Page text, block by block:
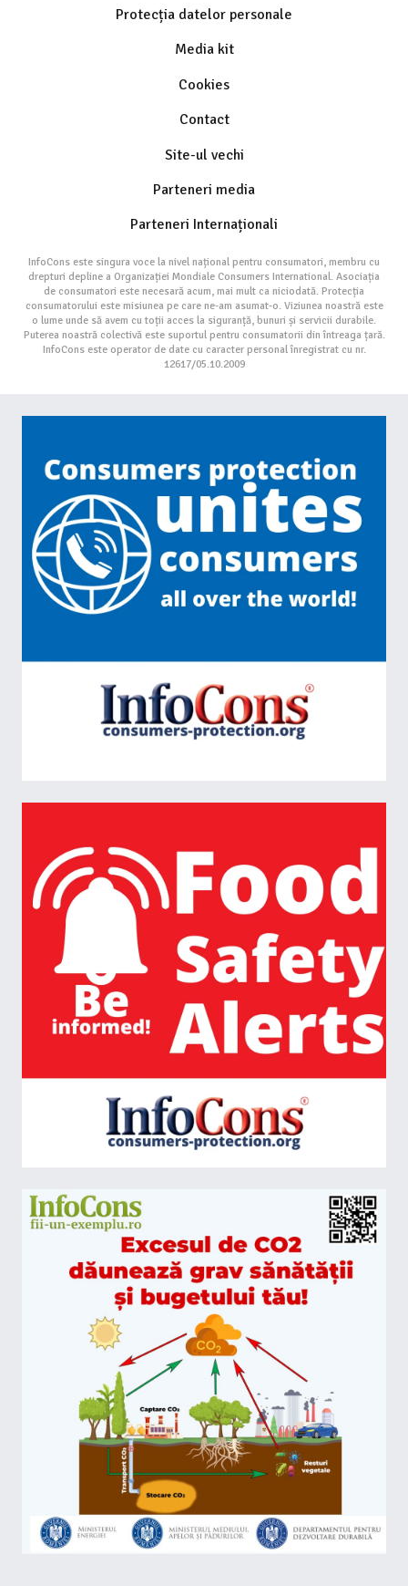
Protecția datelor personale
Media kit
Cookies
Contact
Site-ul vechi
Parteneri media
Parteneri Internaționali
InfoCons este singura voce la nivel național pentru consumatori, membru cu
drepturi depline a Organizației Mondiale Consumers International. Asociația
de consumatori este necesară acum, mai mult ca niciodată. Protecția
consumatorului este misiunea pe care ne-am asumat-o. Viziunea noastră este
o lume unde să avem cu toții acces la siguranță, bunuri și servicii durabile.
Puterea noastră colectivă este suportul pentru consumatorii din întreaga țară.
InfoCons este operator de date cu caracter personal înregistrat cu nr.
12617/05.10.2009